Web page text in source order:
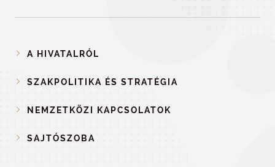
A HIVATALRÓL
SZAKPOLITIKA ÉS STRATÉGIA
NEMZETKÖZI KAPCSOLATOK
SAJTÓSZOBA